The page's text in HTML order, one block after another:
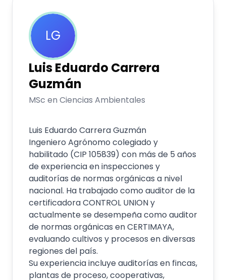
LG
Luis Eduardo Carrera
Guzmán
MSc en Ciencias Ambientales
Luis Eduardo Carrera Guzmán
Ingeniero Agrónomo colegiado y
habilitado (CIP 105839) con más de 5 años
de experiencia en inspecciones y
auditorías de normas orgánicas a nivel
nacional. Ha trabajado como auditor de la
certificadora CONTROL UNION y
actualmente se desempeña como auditor
de normas orgánicas en CERTIMAYA,
evaluando cultivos y procesos en diversas
regiones del país.
Su experiencia incluye auditorías en fincas,
plantas de proceso, cooperativas,